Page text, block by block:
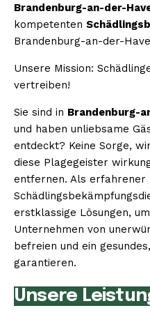
Brandenburg-an-der-
kompetenten
Brandenburg-an-der-
Unsere Mission:
vertreiben!
Sie sind in Brandenburg-
und haben unliebsame
entdeckt? Keine Sorge,
diese Plagegeister
entfernen. Als erfahrener
erstklassige Lösungen,
Unternehmen von
befreien und ein
garantieren.
Unsere